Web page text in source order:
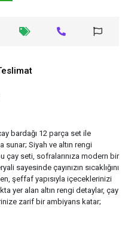
bardağı 12 parça set ile
sunar; Siyah ve altın rengi
çay seti, sofralarınıza modern bir
sayesinde çayınızın sıcaklığını
şeffaf yapısıyla içeceklerinizi
yer alan altın rengi detaylar, çay
zarif bir ambiyans katar;